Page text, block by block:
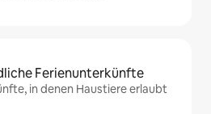
Ferienunterkünfte
in denen Haustiere erlaubt